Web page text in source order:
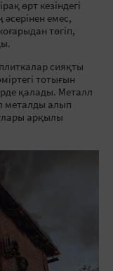
өрт кезіндегі
әсерінен емес,
төгіп,
сияқты
тотығын
қалады. Металл
металды алып
арқылы